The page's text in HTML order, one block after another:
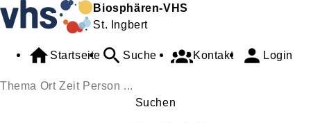
Biosphären-VHS
St. Ingbert
Startseite Suche Kontakt Login
Suchen